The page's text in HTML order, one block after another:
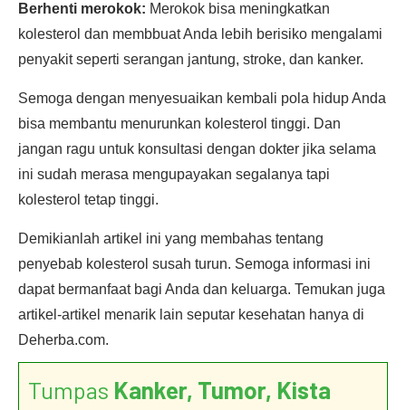
Berhenti merokok: Merokok bisa meningkatkan
kolesterol dan membbuat Anda lebih berisiko mengalami
penyakit seperti serangan jantung, stroke, dan kanker.
Semoga dengan menyesuaikan kembali pola hidup Anda
bisa membantu menurunkan kolesterol tinggi. Dan
jangan ragu untuk konsultasi dengan dokter jika selama
ini sudah merasa mengupayakan segalanya tapi
kolesterol tetap tinggi.
Demikianlah artikel ini yang membahas tentang
penyebab kolesterol susah turun. Semoga informasi ini
dapat bermanfaat bagi Anda dan keluarga. Temukan juga
artikel-artikel menarik lain seputar kesehatan hanya di
Deherba.com.
Tumpas Kanker, Tumor, Kista